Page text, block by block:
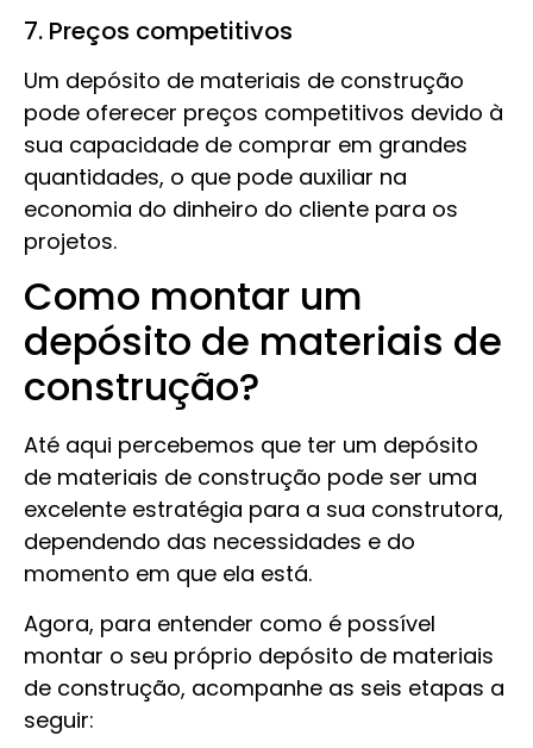
7. Preços competitivos
Um depósito de materiais de construção
pode oferecer preços competitivos devido à
sua capacidade de comprar em grandes
quantidades, o que pode auxiliar na
economia do dinheiro do cliente para os
projetos.
Como montar um
depósito de materiais de
construção?
Até aqui percebemos que ter um depósito
de materiais de construção pode ser uma
excelente estratégia para a sua construtora,
dependendo das necessidades e do
momento em que ela está.
Agora, para entender como é possível
montar o seu próprio depósito de materiais
de construção, acompanhe as seis etapas a
seguir: